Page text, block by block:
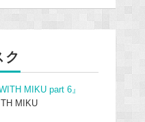
ク
MIKU part 6』
MIKU